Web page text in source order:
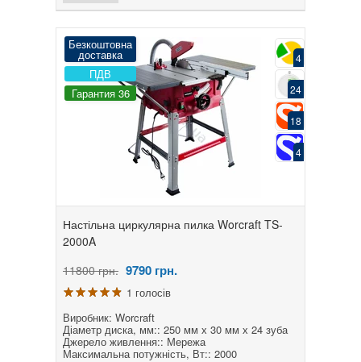
Безкоштовна
доставка
ПДВ
Гарантия 36
4
24
18
4
Настільна циркулярна пилка Worcraft TS-
2000A
11800 грн. 9790 грн.
1 голосів
Виробник: Worcraft
Діаметр диска, мм:: 250 мм х 30 мм х 24 зуба
Джерело живлення:: Мережа
Максимальна потужність, Вт:: 2000